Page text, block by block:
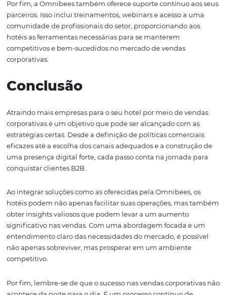
Contribui para
Corporativas
A Omnibees é uma parceira estratégica para hotéis
ampliar seu alcance no mercado B2B. Com soluções
a Omnibees facilita a integração de sistemas, o que
suas ferramentas, os hotéis podem acessar informações
sobre o comportamento dos clientes e as tendências do
mercado.
Uma das principais vantagens de utilizar os serviços da
relatórios ajudam os gerentes de vendas a entender
quais estratégias estão funcionando e quais precisam
ajustadas. Com base nesses dados, os hotéis podem
decisões mais informadas e direcionar seus esforços
áreas que apresentam maior potencial de retorno.
Além disso, a conectividade proporcionada pela
diversos canais de distribuição maximiza a visibilidade